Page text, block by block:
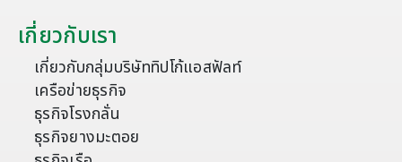
เกี่ยวกับเรา
เกี่ยวกับกลุ่มบริษัททิปโก้แอสฟัลท์
เครือข่ายธุรกิจ
ธุรกิจโรงกลั่น
ธุรกิจยางมะตอย